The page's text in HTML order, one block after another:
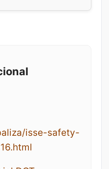
isse-safety-